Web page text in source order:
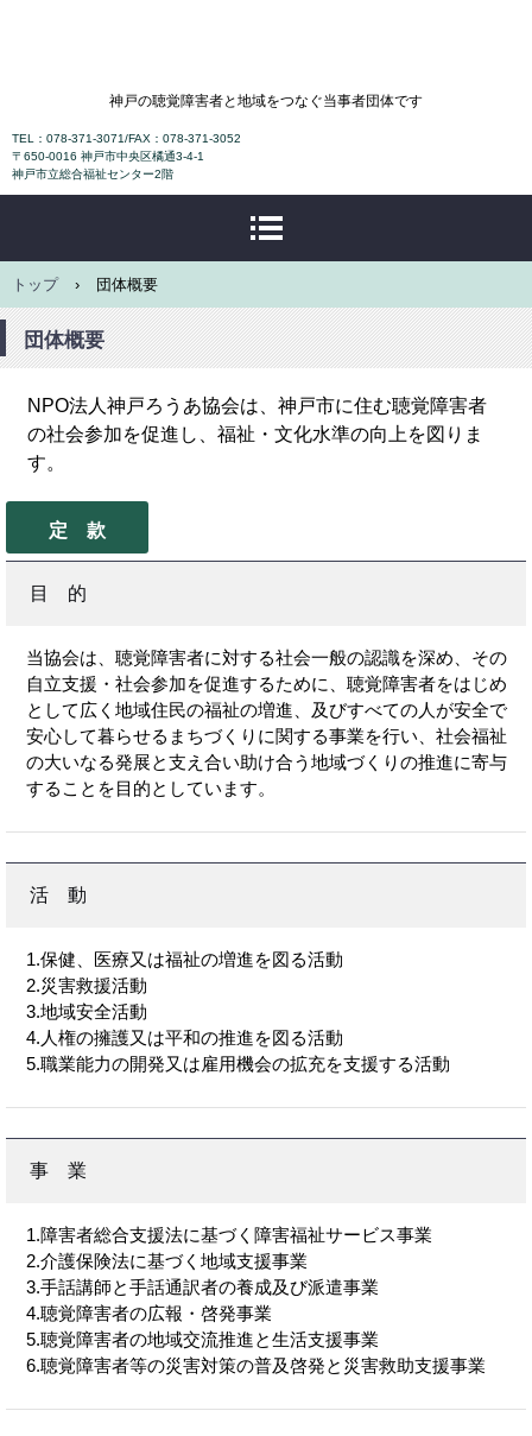
NPO法人神戸ろうあ協会
神戸の聴覚障害者と地域をつなぐ当事者団体です
TEL：078-371-3071/FAX：078-371-3052
〒650-0016 神戸市中央区橘通3-4-1
神戸市立総合福祉センター2階
トップ › 団体概要
団体概要
NPO法人神戸ろうあ協会は、神戸市に住む聴覚障害者
の社会参加を促進し、福祉・文化水準の向上を図りま
す。
定 款
目 的
当協会は、聴覚障害者に対する社会一般の認識を深め、その
自立支援・社会参加を促進するために、聴覚障害者をはじめ
として広く地域住民の福祉の増進、及びすべての人が安全で
安心して暮らせるまちづくりに関する事業を行い、社会福祉
の大いなる発展と支え合い助け合う地域づくりの推進に寄与
することを目的としています。
活 動
1.保健、医療又は福祉の増進を図る活動
2.災害救援活動
3.地域安全活動
4.人権の擁護又は平和の推進を図る活動
5.職業能力の開発又は雇用機会の拡充を支援する活動
事 業
1.障害者総合支援法に基づく障害福祉サービス事業
2.介護保険法に基づく地域支援事業
3.手話講師と手話通訳者の養成及び派遣事業
4.聴覚障害者の広報・啓発事業
5.聴覚障害者の地域交流推進と生活支援事業
6.聴覚障害者等の災害対策の普及啓発と災害救助支援事業